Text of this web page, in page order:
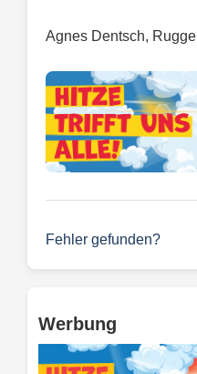
Agnes Dentsch, Ruggell
Fehler gefunden?
Werbung